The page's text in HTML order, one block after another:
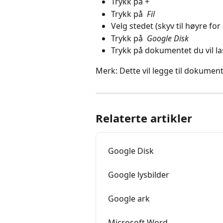
Trykk på Fil
Velg stedet (skyv til høyre
Trykk på Google Disk
Trykk på dokumentet du vil
Merk: Dette vil legge til
Relaterte artikler
Google Disk
Google lysbilder
Google ark